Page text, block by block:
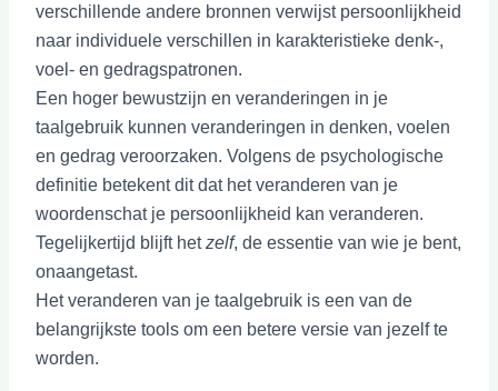
verschillende andere bronnen verwijst persoonlijkheid
naar individuele verschillen in karakteristieke denk-,
voel- en gedragspatronen.
Een hoger bewustzijn en veranderingen in je
taalgebruik kunnen veranderingen in denken, voelen
en gedrag veroorzaken. Volgens de psychologische
definitie betekent dit dat het veranderen van je
woordenschat je persoonlijkheid kan veranderen.
Tegelijkertijd blijft hetzelf, de essentie van wie je bent,
onaangetast.
Het veranderen van je taalgebruik is een van de
belangrijkste tools om een betere versie van jezelf te
worden.